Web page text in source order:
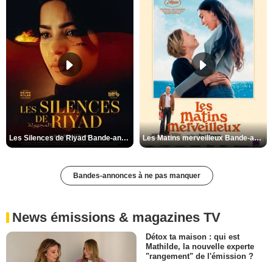
Les Silences de Riyad Bande-annonce VO STFR Les Matins merveilleux Bande-annonce VF
Bandes-annonces à ne pas manquer
News émissions & magazines TV
Détox ta maison : qui est
Mathilde, la nouvelle experte
"rangement" de l'émission ?